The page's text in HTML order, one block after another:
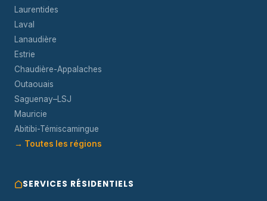
Laurentides
Laval
Lanaudière
Estrie
Chaudière-Appalaches
Outaouais
Saguenay–LSJ
Mauricie
Abitibi-Témiscamingue
→ Toutes les régions
SERVICES RÉSIDENTIELS